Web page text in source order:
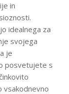
in
idealnega za
svojega
je
posvetujete s
vsakodnevno